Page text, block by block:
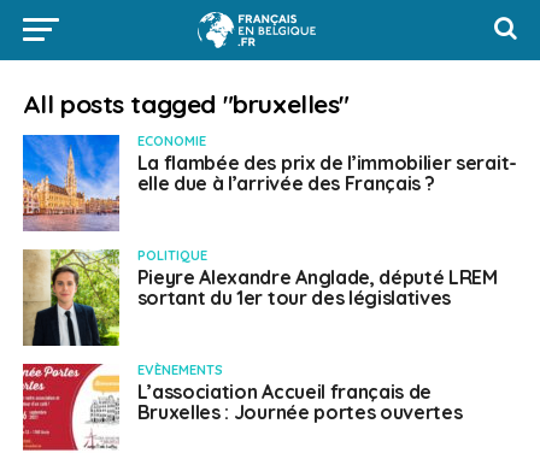
All posts tagged "bruxelles"
ECONOMIE
La flambée des prix de l’immobilier serait-
elle due à l’arrivée des Français ?
POLITIQUE
Pieyre Alexandre Anglade, député LREM
sortant du 1er tour des législatives
EVÈNEMENTS
L’association Accueil français de
Bruxelles : Journée portes ouvertes